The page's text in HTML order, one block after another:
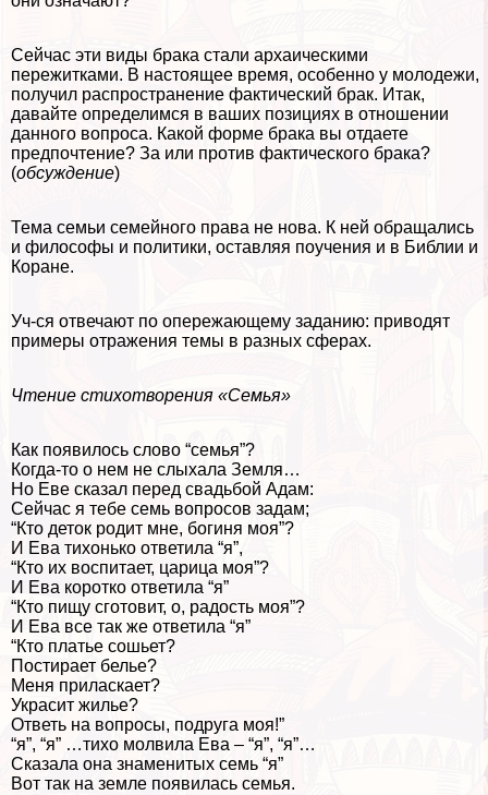
Сейчас эти виды бpaка стали архаическими
пережитками. В настоящее время, особенно у молодежи,
получил распространение фактический бpaк. Итак,
давайте определимся в ваших позициях в отношении
данного вопроса. Какой форме бpaка вы отдаете
предпочтение? За или против фактического бpaка?
(обсуждение)
Тема семьи семейного права не нова. К ней обращались
и философы и политики, оставляя поучения и в Библии и
Коране.
Уч-ся отвечают по опережающему заданию: приводят
примеры отражения темы в разных сферах.
Чтение стихотворения «Семья»
Как появилось слово “семья”?
Когда-то о нем не слыхала Земля…
Но Еве сказал перед свадьбой Адам:
Сейчас я тебе семь вопросов задам;
“Кто деток родит мне, богиня моя”?
И Ева тихонько ответила “я”,
“Кто их воспитает, царица моя”?
И Ева коротко ответила “я”
“Кто пищу сготовит, о, радость моя”?
И Ева все так же ответила “я”
“Кто платье сошьет?
Постирает белье?
Меня приласкает?
Украсит жилье?
Ответь на вопросы, подруга моя!”
“я”, “я” …тихо молвила Ева – “я”, “я”…
Сказала она знаменитых семь “я”
Вот так на земле появилась семья.